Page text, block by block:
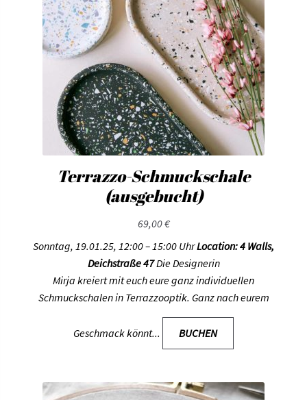
Terrazzo-Schmuckschale
(ausgebucht)
69,00€
Sonntag, 19.01.25, 12:00 – 15:00 UhrLocation: 4 Walls,
Deichstraße 47Die Designerin
Mirja kreiert mit euch eure ganz individuellen
Schmuckschalen in Terrazzooptik. Ganz nach eurem
Geschmack könnt... BUCHEN